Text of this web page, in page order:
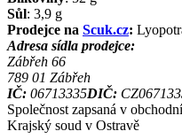
Sůl: 3,9 g
Prodejce na Scuk.cz:
Adresa sídla prodejce:
Zábřeh 66
789 01 Zábřeh
IČ: 06713335DIČ:
Společnost zapsaná v
Krajský soud v Ostravě